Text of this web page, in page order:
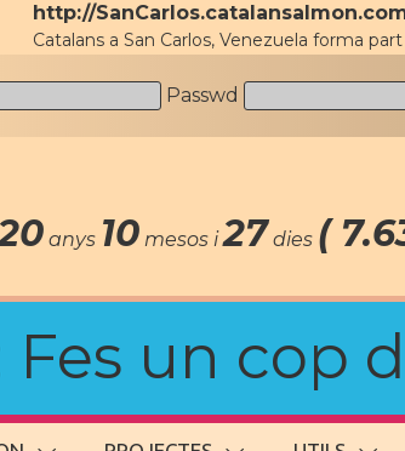
http://
Catalans a San Carlos, Venezuela forma
Passwd
anys 10 mesos i27 dies (
un cop